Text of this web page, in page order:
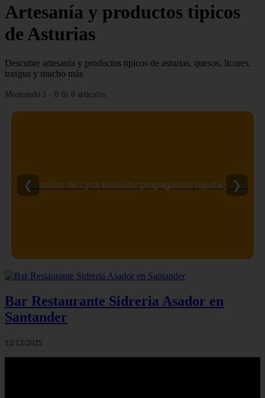
Artesanía y productos tipicos
de Asturias
Descubre artesania y productos tipicos de asturias, quesos, licores,
trasgus y mucho más
Mostrando 1 - 8 de 8 artículos
Semillas de cyca revoluta: propagación rápida y fácil
❮ ❯
Bar Restaurante Sidreria Asador en
Santander
12/12/2025